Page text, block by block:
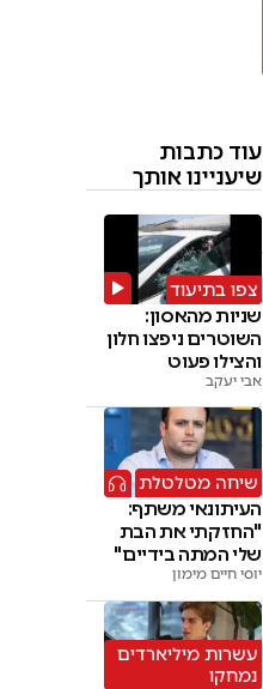
עוד כתבות
שיעניינו אותך
צפו בתיעוד
שניות מהאסון:
השוטרים ניפצו חלון
והצילו פעוט
אבי יעקב
שיחה מטלטלת
העיתונאי משתף:
"החזקתי את הבת
שלי המתה בידיים"
יוסי חיים מימון
עשרות מיליארדים
נמחקו